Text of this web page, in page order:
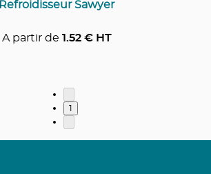
Refroidisseur Sawyer
A partir de 1.52€ HT
1